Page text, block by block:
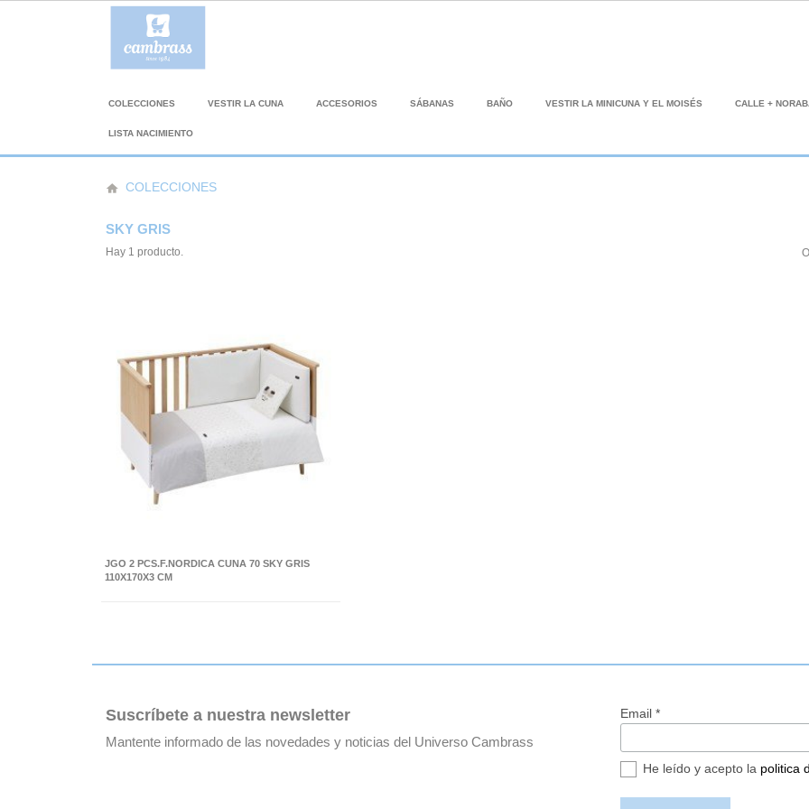
COLECCIONES VESTIR LA CUNA ACCESORIOS SÁBANAS BAÑO VESTIR LA MINICUNA Y EL MOISÉS CALLE +
LISTA NACIMIENTO
home COLECCIONES
SKY GRIS
Hay 1 producto.
JGO 2 PCS.F.NORDICA CUNA 70 SKY GRIS
110X170X3 CM
Suscríbete a nuestra newsletter
Mantente informado de las novedades y noticias del Universo Cambrass
Email *
He leído y acepto la politica